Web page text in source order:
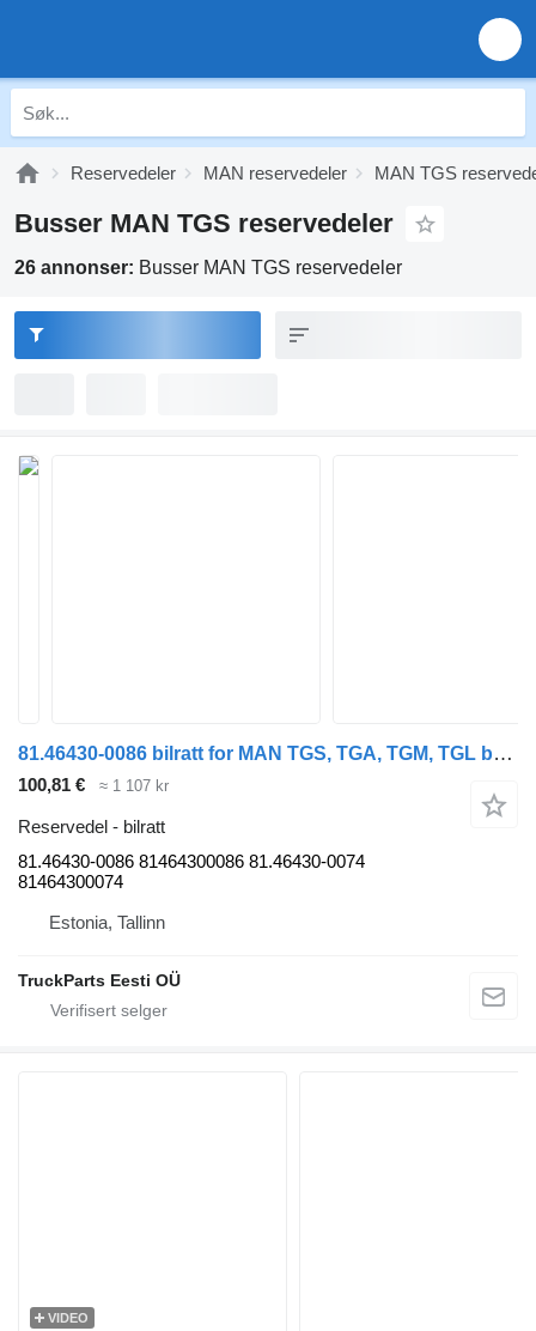
Reservedeler MAN reservedeler MAN TGS
Busser MAN TGS reservedeler
26 annonser: Busser MAN TGS reservedeler
81.46430-0086 bilratt for MAN TGS, TGA, TGM, TGL buss
100,81 € ≈ 1 107 kr
Reservedel - bilratt
81.46430-0086 81464300086 81.46430-0074
81464300074
Estonia, Tallinn
TruckParts Eesti OÜ
VIDEO